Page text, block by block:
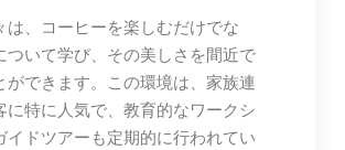
は、コーヒーを楽しむだけでな
ついて学び、その美しさを間近で
ができます。この環境は、家族連
に特に人気で、教育的なワークシ
イドツアーも定期的に行われてい